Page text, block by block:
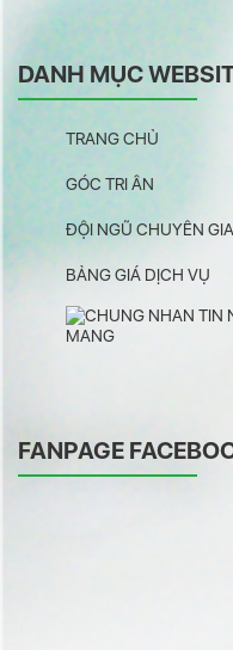
DANH MỤC
TRANG CHỦ
GÓC TRI ÂN
ĐỘI NGŨ CHUYÊN GIA
BẢNG GIÁ DỊCH VỤ
FANPAGE